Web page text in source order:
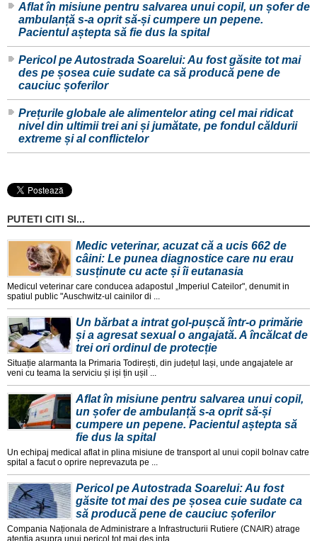
Aflat în misiune pentru salvarea unui copil, un șofer de
ambulanță s-a oprit să-și cumpere un pepene.
Pacientul aștepta să fie dus la spital
Pericol pe Autostrada Soarelui: Au fost găsite tot mai
des pe șosea cuie sudate ca să producă pene de
cauciuc șoferilor
Prețurile globale ale alimentelor ating cel mai ridicat
nivel din ultimii trei ani și jumătate, pe fondul căldurii
extreme și al conflictelor
PUTETI CITI SI...
Medic veterinar, acuzat că a ucis 662 de
câini: Le punea diagnostice care nu erau
susținute cu acte și îi eutanasia
Medicul veterinar care conducea adapostul „Imperiul Cateilor", denumit in
spatiul public "Auschwitz-ul cainilor di ...
Un bărbat a intrat gol-pușcă într-o primărie
și a agresat sexual o angajată. A încălcat de
trei ori ordinul de protecție
Situație alarmanta la Primaria Todirești, din județul Iași, unde angajatele ar
veni cu teama la serviciu și iși țin ușil ...
Aflat în misiune pentru salvarea unui copil,
un șofer de ambulanță s-a oprit să-și
cumpere un pepene. Pacientul aștepta să
fie dus la spital
Un echipaj medical aflat in plina misiune de transport al unui copil bolnav catre
spital a facut o oprire neprevazuta pe ...
Pericol pe Autostrada Soarelui: Au fost
găsite tot mai des pe șosea cuie sudate ca
să producă pene de cauciuc șoferilor
Compania Naționala de Administrare a Infrastructurii Rutiere (CNAIR) atrage
atenția asupra unui pericol tot mai des inta ...